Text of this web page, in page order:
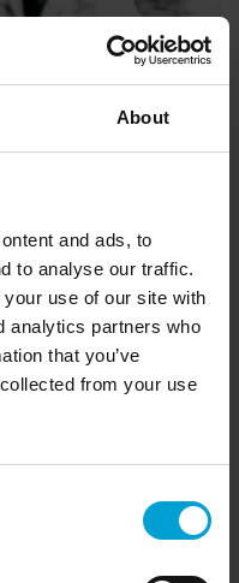
About
and ads, to
to analyse our traffic.
use of our site with
analytics partners who
that you’ve
from your use
G999 (PDF)
G999 (PDF)
G999 z pompą